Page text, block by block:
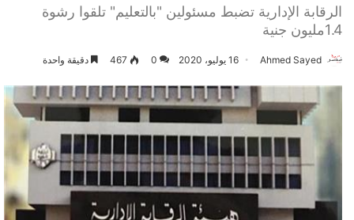
الرقابة الإدارية تضبط مسئولين "بالتعليم" تلقوا رشوة
1.4مليون جنية
Ahmed Sayed 16 يوليو، 2020 0
467 دقيقة واحدة